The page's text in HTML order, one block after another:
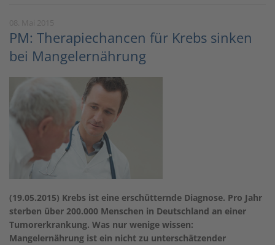
PM: Therapiechancen für Krebs sinken
bei Mangelernährung
(19.05.2015) Krebs ist eine erschütternde Diagnose. Pro Jahr
sterben über 200.000 Menschen in Deutschland an einer
Tumorerkrankung. Was nur wenige wissen:
Mangelernährung ist ein nicht zu unterschätzender